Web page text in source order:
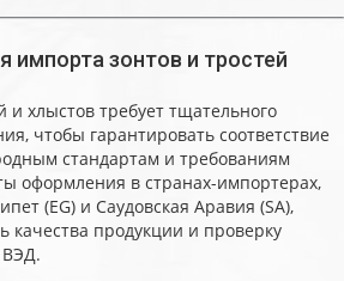
зонтов и тростей
и хлыстов требует тщательного
чтобы гарантировать соответствие
стандартам и требованиям
оформления в странах-импортерах,
(EG) и Саудовская Аравия (SA),
качества продукции и проверку
ВЭД.